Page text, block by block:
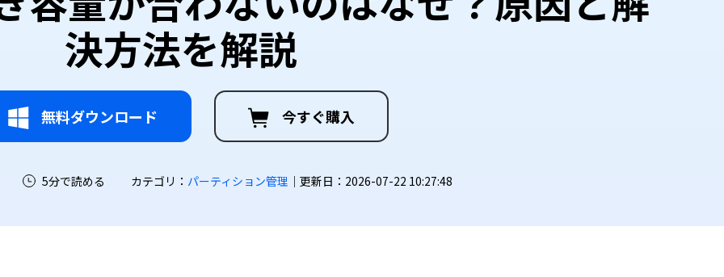
のデータを復元 LINEのデータを復元
· ファイル復元
· エクセル復元
· 写真復元
· 動画復元
復
復
修復
動画高
画質化
AI
写真高
画質化
オンラインファイル修復· アニメ実写化プロンプト
Cleamio 新製
品
リーンアップ＆最適化
Email Repair
破損したPST/OSTファイルを修復
· Cドライブを拡張
· ディスク容量を解放
· MBRをGPTに変換
· Macストレージを整理
ド
決方法を解説
無料ダウンロード 今すぐ購入
5分で読める カテゴリ： パーティション管理 ｜更新日：2026-07-22 10:27:48